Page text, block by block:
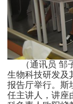
（通讯员 邹
生物科技研发及
报告厅举行。斯
任主讲人，讲座